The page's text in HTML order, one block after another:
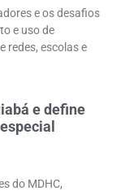
e os desafios
e uso de
redes, escolas e
e define
do MDHC,